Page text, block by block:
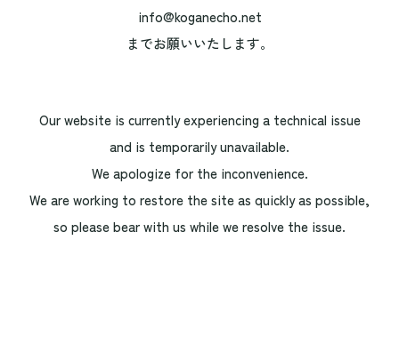
info@koganecho.net
までお願いいたします。
Our website is currently experiencing a technical issue
and is temporarily unavailable.
We apologize for the inconvenience.
We are working to restore the site as quickly as possible,
so please bear with us while we resolve the issue.